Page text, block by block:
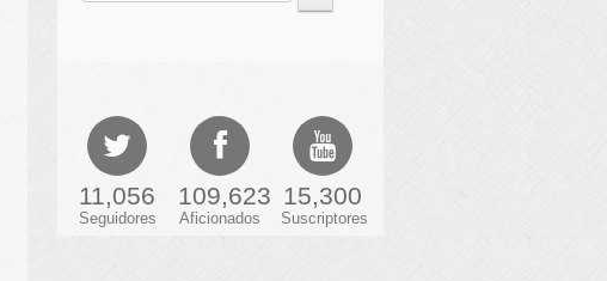
11,056
Seguidores
109,623
Aficionados
15,300
Suscriptores